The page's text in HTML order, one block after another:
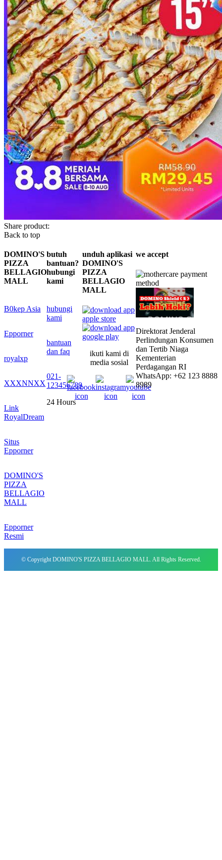
Share product:
Back to top
DOMINO'S
PIZZA
BELLAGIO
MALL
B0kep Asia
Epporner
royalxp
XXXNNXX
Link
RoyalDream
Situs
Epporner
DOMINO'S
PIZZA
BELLAGIO
MALL
Epporner
Resmi
butuh
bantuan?
hubungi
kami
hubungi
kami
bantuan
dan faq
021-
123456789
24 Hours
unduh aplikasi
DOMINO'S
PIZZA
BELLAGIO
MALL
ikuti kami di
media sosial
we accept
Direktorat Jenderal
Perlindungan Konsumen
dan Tertib Niaga
Kementerian
Perdagangan RI
WhatsApp: +62 123 8888
8989
© Copyright DOMINO'S PIZZA BELLAGIO MALL. All Rights Reserved.